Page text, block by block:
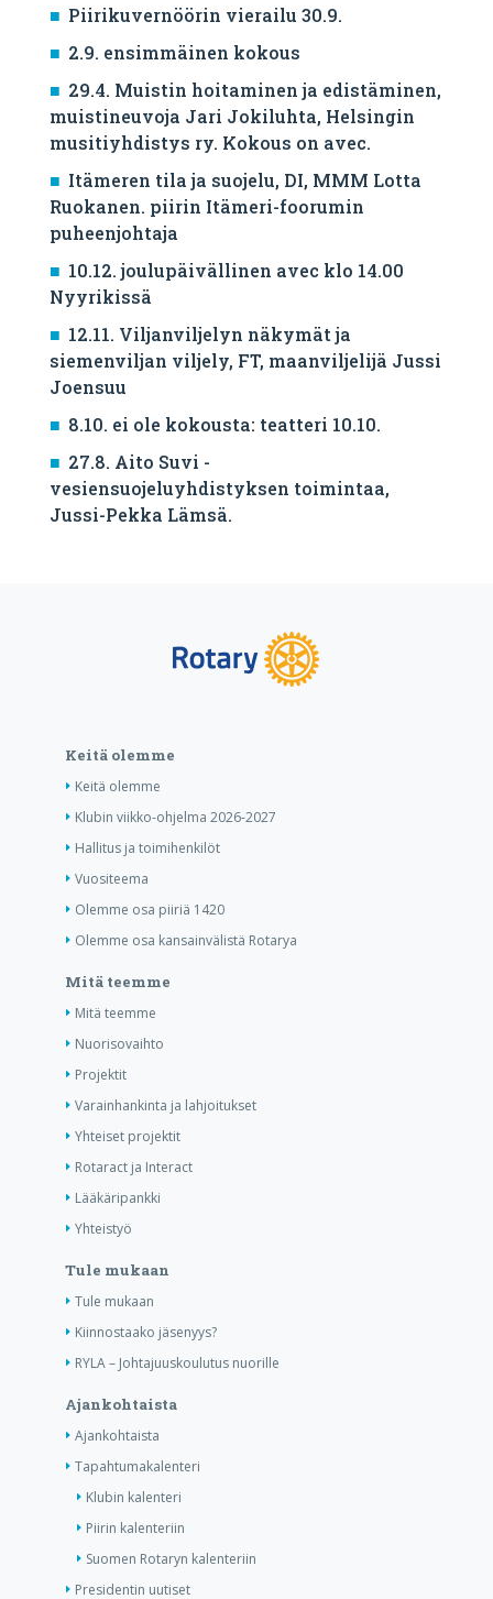
Piirikuvernöörin vierailu 30.9.
2.9. ensimmäinen kokous
29.4. Muistin hoitaminen ja edistäminen,
muistineuvoja Jari Jokiluhta, Helsingin
musitiyhdistys ry. Kokous on avec.
Itämeren tila ja suojelu, DI, MMM Lotta
Ruokanen. piirin Itämeri-foorumin
puheenjohtaja
10.12. joulupäivällinen avec klo 14.00
Nyyrikissä
12.11. Viljanviljelyn näkymät ja
siemenviljan viljely, FT, maanviljelijä Jussi
Joensuu
8.10. ei ole kokousta: teatteri 10.10.
27.8. Aito Suvi -
vesiensuojeluyhdistyksen toimintaa,
Jussi-Pekka Lämsä.
Keitä olemme
Keitä olemme
Klubin viikko-ohjelma 2026-2027
Hallitus ja toimihenkilöt
Vuositeema
Olemme osa piiriä 1420
Olemme osa kansainvälistä Rotarya
Mitä teemme
Mitä teemme
Nuorisovaihto
Projektit
Varainhankinta ja lahjoitukset
Yhteiset projektit
Rotaract ja Interact
Lääkäripankki
Yhteistyö
Tule mukaan
Tule mukaan
Kiinnostaako jäsenyys?
RYLA – Johtajuuskoulutus nuorille
Ajankohtaista
Ajankohtaista
Tapahtumakalenteri
Klubin kalenteri
Piirin kalenteriin
Suomen Rotaryn kalenteriin
Presidentin uutiset